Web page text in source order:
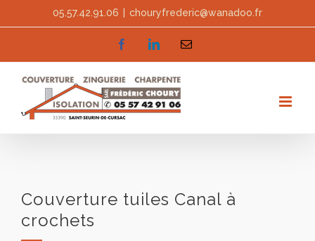
content
05.57.42.91.06 chouryfrederic@wanadoo.fr
facebooklinkedinEmail
Couverture tuiles Canal à
crochets